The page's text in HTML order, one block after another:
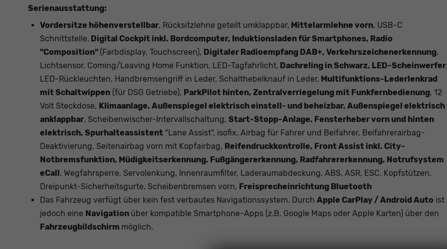
Serienausstattung:
Vordersitze höhenverstellbar, Rücksitzlehne geteilt umklappbar, Mittelarmlehne vorn, USB-C
Schnittstelle, Digital Cockpit inkl. Bordcomputer, Induktionsladen für Smartphones, Radio
"Composition" (Farbdisplay, Touchscreen), Digitaler Radioempfang DAB+, Verkehrszeichenerkennung,
Lichtsensor, Coming/Leaving Home Funktion, LED-Tagfahrlicht, Dachreling in Schwarz, LED-Scheinwerfer
LED-Rückleuchten, Handbremsengriff in Leder, Schalthebelknauf in Leder, Multifunktions-Lederlenkrad
mit Schaltwippen (für DSG Getriebe), ParkPilot hinten, Zentralverriegelung mit Funkfernbedienung, 12
Volt Steckdose, Klimaanlage, Außenspiegel elektrisch einstell- und beheizbar, Außenspiegel elektrisch
anklappbar, Scheibenwischer-Intervallschaltung, Start-Stopp-Anlage, Fensterheber vorn und hinten
elektrisch, Spurhalteassistent "Lane Assist", isofix, Airbag für Fahrer und Beifahrer, Beifahrerairbag-
Deaktivierung, Seitenairbag vorn mit Kopfairbag, Reifendruckkontrolle, Front Assist inkl. City-
Notbremsfunktion, Müdigkeitserkennung, Fußgängererkennung, Radfahrererkennung, Notrufsystem
eCall, Wegfahrsperre, Servolenkung, Innenraumfilter, Laderaumabdeckung, ABS, ASR, ESC, Kopfstützen,
Dreipunkt-Sicherheitsgurte, Scheibenbremsen vorn, Freisprecheinrichtung Bluetooth
Das Fahrzeug verfügt über kein fest verbautes Navigationssystem. Durch Apple CarPlay / Android Auto ist
jedoch eine Navigation über kompatible Smartphone-Apps (z.B. Google Maps oder Apple Karten) über den
Fahrzeugbildschirm möglich.